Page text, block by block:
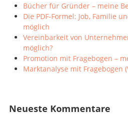
Bücher für Gründer – meine
Die PDF-Formel: Job, Familie
möglich
Vereinbarkeit von
möglich?
Promotion mit Fragebogen –
Marktanalyse mit Fragebogen
Neueste Kommentare